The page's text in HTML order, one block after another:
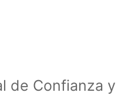
de Confianza y